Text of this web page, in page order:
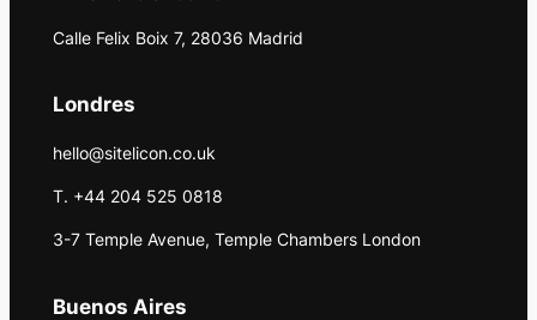
Calle Felix Boix 7, 28036 Madrid
Londres
hello@sitelicon.co.uk
T. +44 204 525 0818
3-7 Temple Avenue, Temple Chambers London
Buenos Aires